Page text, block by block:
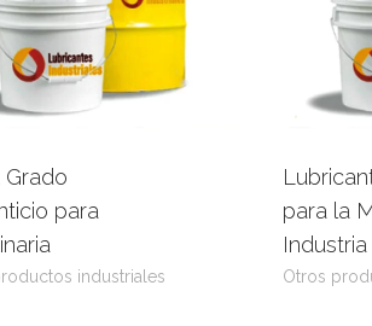
más
Grado
para
industriales
Leer
para la
Industria
Otros